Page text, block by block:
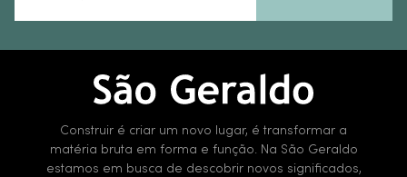
Construir é criar um novo lugar, é transformar a
matéria bruta em forma e função. Na São Geraldo
estamos em busca de descobrir novos significados,